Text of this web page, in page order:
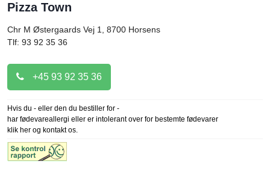
Pizza Town
Chr M Østergaards Vej 1, 8700 Horsens
Tlf: 93 92 35 36
+45 93 92 35 36
Hvis du - eller den du bestiller for -
har fødevareallergi eller er intolerant over for bestemte fødevarer
klik her og kontakt os.